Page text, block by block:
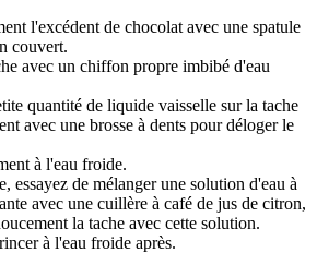
l'excédent de chocolat avec une spatule
couvert.
avec un chiffon propre imbibé d'eau
quantité de liquide vaisselle sur la tache
avec une brosse à dents pour déloger le
à l'eau froide.
essayez de mélanger une solution d'eau à
avec une cuillère à café de jus de citron,
la tache avec cette solution.
à l'eau froide après.